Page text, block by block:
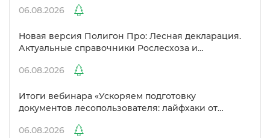
06.08.2026
Новая версия Полигон Про: Лесная декларация.
Актуальные справочники Рослесхоза и
06.08.2026
Итоги вебинара «Ускоряем подготовку
документов лесопользователя: лайфхаки от
06.08.2026